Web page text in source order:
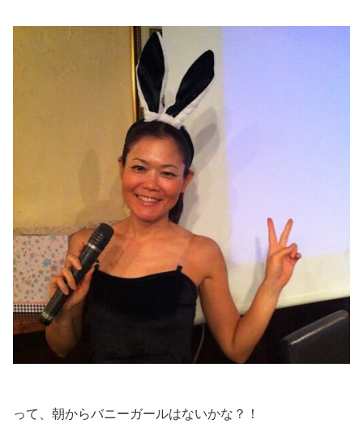
って、朝からバニーガールはないかな？！